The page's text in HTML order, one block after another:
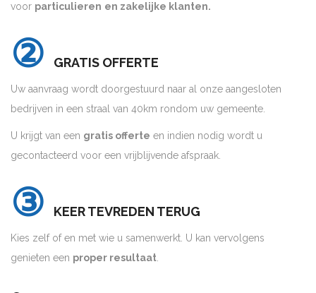
voor particulieren en zakelijke klanten.
② GRATIS OFFERTE
Uw aanvraag wordt doorgestuurd naar al onze aangesloten
bedrijven in een straal van 40km rondom uw gemeente.
U krijgt van een gratis offerte en indien nodig wordt u
gecontacteerd voor een vrijblijvende afspraak.
③ KEER TEVREDEN TERUG
Kies zelf of en met wie u samenwerkt. U kan vervolgens
genieten een proper resultaat.